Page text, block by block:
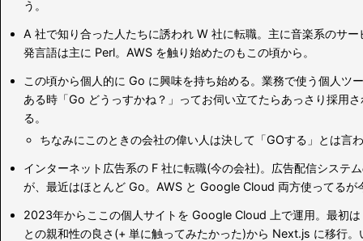
う。
A 社で知り合った人たちに誘われ W 社に転職。主に音楽系のサ
発言語は主に Perl。AWS を触り始めたのもこの頃から。
この頃から個人的に Go に興味を持ち始める。業務で使う個人ツ
ある時「Go どうっすかね？」ってお伺い立てたらあっさり採用
る。
ちなみにこのときの会社の偉い人は決して「GOする」とは言
インターネット広告系の F 社に転職(今の会社)。広告配信システ
が、最近はほとんど Go。AWS と Google Cloud 両方使ってる
2023年からここの個人サイトを Google Cloud 上で運用。最初
との親和性の良さ(+ 単に触ってみたかった)から Next.js に移行